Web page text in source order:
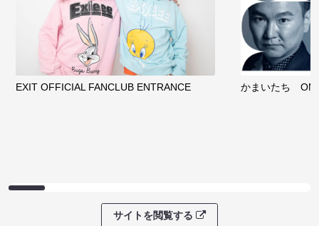
EXIT OFFICIAL FANCLUB ENTRANCE かまいたち
サイトを閲覧する